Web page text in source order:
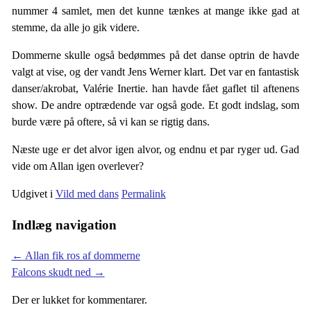
nummer 4 samlet, men det kunne tænkes at mange ikke gad at
stemme, da alle jo gik videre.
Dommerne skulle også bedømmes på det danse optrin de havde
valgt at vise, og der vandt Jens Werner klart. Det var en fantastisk
danser/akrobat, Valérie Inertie. han havde fået gaflet til aftenens
show. De andre optrædende var også gode. Et godt indslag, som
burde være på oftere, så vi kan se rigtig dans.
Næste uge er det alvor igen alvor, og endnu et par ryger ud. Gad
vide om Allan igen overlever?
Udgivet i Vild med dans Permalink
Indlæg navigation
← Allan fik ros af dommerne
Falcons skudt ned →
Der er lukket for kommentarer.